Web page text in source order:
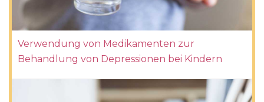
Verwendung von Medikamenten zur
Behandlung von Depressionen bei Kindern